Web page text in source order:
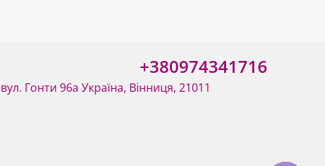
+380974341716
вул. Гонти 96а Україна, Вінниця, 21011